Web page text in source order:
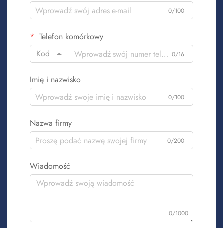
0/100
Telefon komórkowy
Kod
0/16
Imię i nazwisko
0/100
Nazwa firmy
0/200
Wiadomość
0/1000